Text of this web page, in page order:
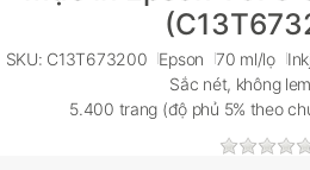
SKU: C13T673200 Epson 70 ml/lọ
Sắc nét, không
5.400 trang (độ phủ 5% theo